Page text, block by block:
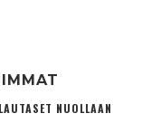
NUOLLAAN